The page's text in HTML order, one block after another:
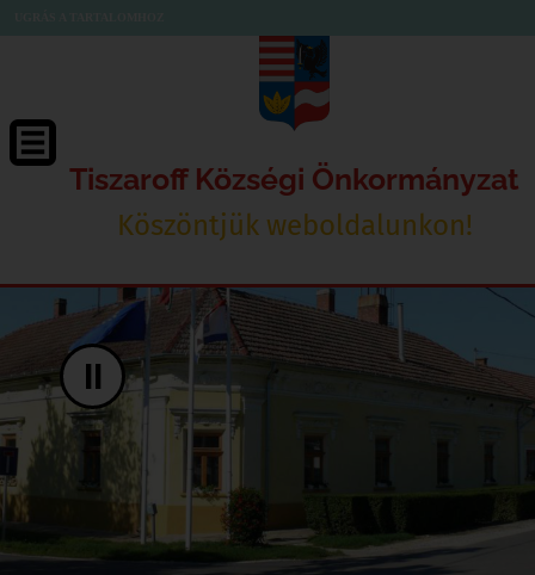
Tiszaroff Községi Önkormányzat
Köszöntjük weboldalunkon!
II